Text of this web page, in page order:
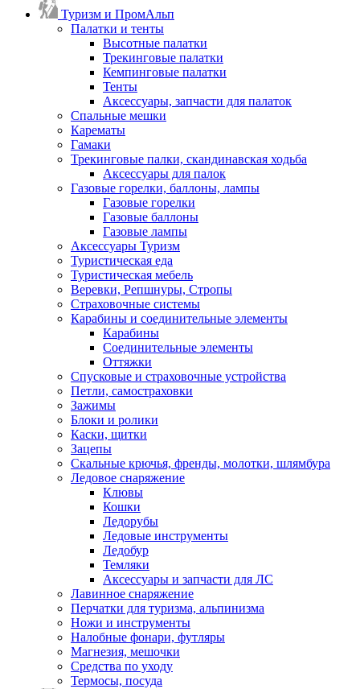
Туризм и ПромАльп
Палатки и тенты
Высотные палатки
Трекинговые палатки
Кемпинговые палатки
Тенты
Аксессуары, запчасти для палаток
Спальные мешки
Карематы
Гамаки
Трекинговые палки, скандинавская ходьба
Аксессуары для палок
Газовые горелки, баллоны, лампы
Газовые горелки
Газовые баллоны
Газовые лампы
Аксессуары Туризм
Туристическая еда
Туристическая мебель
Веревки, Репшнуры, Стропы
Страховочные системы
Карабины и соединительные элементы
Карабины
Соединительные элементы
Оттяжки
Спусковые и страховочные устройства
Петли, самостраховки
Зажимы
Блоки и ролики
Каски, щитки
Зацепы
Скальные крючья, френды, молотки, шлямбура
Ледовое снаряжение
Клювы
Кошки
Ледорубы
Ледовые инструменты
Ледобур
Темляки
Аксессуары и запчасти для ЛС
Лавинное снаряжение
Перчатки для туризма, альпинизма
Ножи и инструменты
Налобные фонари, футляры
Магнезия, мешочки
Средства по уходу
Термосы, посуда